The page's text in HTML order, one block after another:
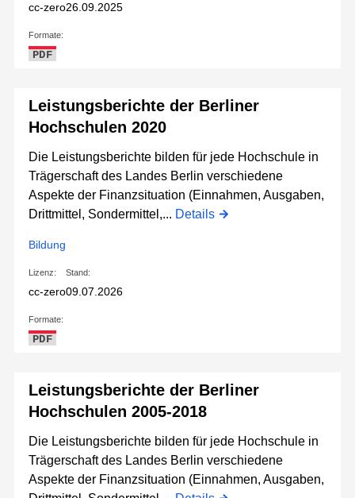
cc-zero26.09.2025
Formate:
PDF
Leistungsberichte der Berliner
Hochschulen 2020
Die Leistungsberichte bilden für jede Hochschule in
Trägerschaft des Landes Berlin verschiedene
Aspekte der Finanzsituation (Einnahmen, Ausgaben,
Drittmittel, Sondermittel,... Details
Bildung
Lizenz:
cc-zero
Stand:
09.07.2026
Formate:
PDF
Leistungsberichte der Berliner
Hochschulen 2005-2018
Die Leistungsberichte bilden für jede Hochschule in
Trägerschaft des Landes Berlin verschiedene
Aspekte der Finanzsituation (Einnahmen, Ausgaben,